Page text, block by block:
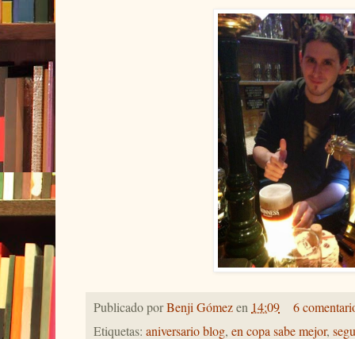
Publicado porBenji Gómezen 14:09
6
Etiquetas: aniversario blog, en copa sabe mejor,